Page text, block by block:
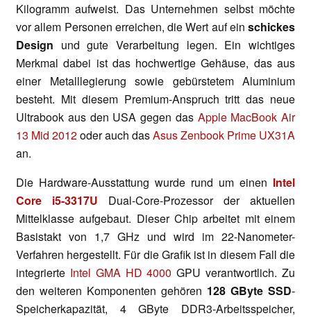
Kilogramm aufweist. Das Unternehmen selbst möchte
vor allem Personen erreichen, die Wert auf ein schickes
Design und gute Verarbeitung legen. Ein wichtiges
Merkmal dabei ist das hochwertige Gehäuse, das aus
einer Metalllegierung sowie gebürstetem Aluminium
besteht. Mit diesem Premium-Anspruch tritt das neue
Ultrabook aus den USA gegen das Apple MacBook Air
13 Mid 2012oder auch dasAsus Zenbook Prime UX31A
an.
Die Hardware-Ausstattung wurde rund um einen Intel
Core i5-3317U Dual-Core-Prozessor der aktuellen
Mittelklasse aufgebaut. Dieser Chip arbeitet mit einem
Basistakt von 1,7 GHz und wird im 22-Nanometer-
Verfahren hergestellt. Für die Grafik ist in diesem Fall die
integrierte Intel GMA HD 4000 GPU verantwortlich. Zu
den weiteren Komponenten gehören 128 GByte SSD-
Speicherkapazität, 4 GByte DDR3-Arbeitsspeicher,